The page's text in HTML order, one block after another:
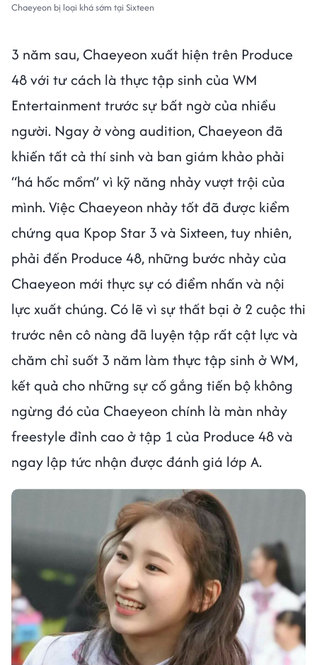
Chaeyeon bị loại khá sớm tại Sixteen
3 năm sau, Chaeyeon xuất hiện trên Produce
48 với tư cách là thực tập sinh của WM
Entertainment trước sự bất ngờ của nhiều
người. Ngay ở vòng audition, Chaeyeon đã
khiến tất cả thí sinh và ban giám khảo phải
“há hốc mồm” vì kỹ năng nhảy vượt trội của
mình. Việc Chaeyeon nhảy tốt đã được kiểm
chứng qua Kpop Star 3 và Sixteen, tuy nhiên,
phải đến Produce 48, những bước nhảy của
Chaeyeon mới thực sự có điểm nhấn và nội
lực xuất chúng. Có lẽ vì sự thất bại ở 2 cuộc thi
trước nên cô nàng đã luyện tập rất cật lực và
chăm chỉ suốt 3 năm làm thực tập sinh ở WM,
kết quả cho những sự cố gắng tiến bộ không
ngừng đó của Chaeyeon chính là màn nhảy
freestyle đỉnh cao ở tập 1 của Produce 48 và
ngay lập tức nhận được đánh giá lớp A.